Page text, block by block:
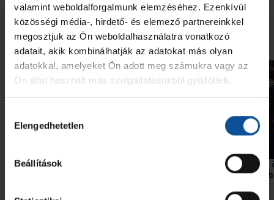
valamint weboldalforgalmunk elemzéséhez. Ezenkívül
közösségi média-, hirdető- és elemező partnereinkkel
megosztjuk az Ön weboldalhasználatra vonatkozó
adatait, akik kombinálhatják az adatokat más olyan
adatokkal, amelyeket Ön adott meg számukra vagy az
Ön által használt más szolgáltatásokból gyűjtöttek.
kiválasztása
Elengedhetetlen
Beállítások
Neked ajánljuk
Győzelem az edzőmeccsen!
Bravúrokkal teli idény,
hely a felnőtt